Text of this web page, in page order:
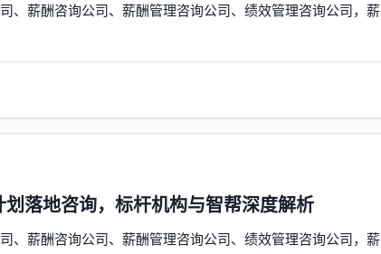
、薪酬咨询公司、薪酬管理咨询公司、绩效管理咨询公司，薪
落地咨询，标杆机构与智帮深度解析
、薪酬咨询公司、薪酬管理咨询公司、绩效管理咨询公司，薪